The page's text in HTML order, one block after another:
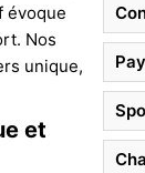
évoque
Nos
unique,
et